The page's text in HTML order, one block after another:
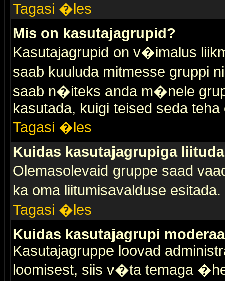
Tagasi �les
Mis on kasutajagrupid?
Kasutajagrupid on v�imalus
saab kuuluda mitmesse gruppi
saab n�iteks anda m�nele
kasutada, kuigi teised seda teha
Tagasi �les
Kuidas kasutajagrupiga
Olemasolevaid gruppe saad
ka oma liitumisavalduse
Tagasi �les
Kuidas kasutajagrupi
Kasutajagruppe loovad
loomisest, siis v�ta temaga